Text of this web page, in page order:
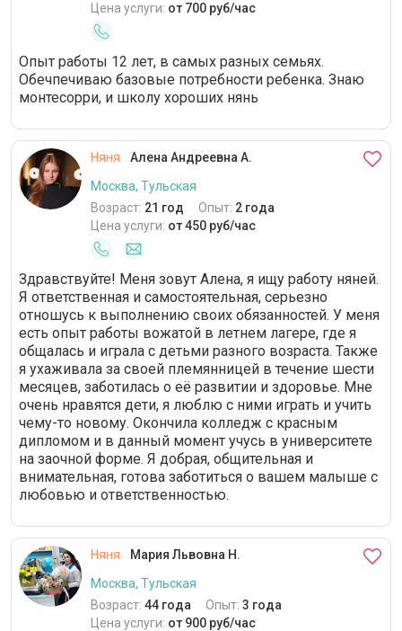
Цена услуги: от 700 руб/час
Опыт работы 12 лет, в самых разных семьях.
Обечпечиваю базовые потребности ребенка. Знаю
монтесорри, и школу хороших нянь
Няня
Алена Андреевна А.
Москва, Тульская
Возраст: 21 год Опыт: 2 года
Цена услуги: от 450 руб/час
Здравствуйте! Меня зовут Алена, я ищу работу няней.
Я ответственная и самостоятельная, серьезно
отношусь к выполнению своих обязанностей. У меня
есть опыт работы вожатой в летнем лагере, где я
общалась и играла с детьми разного возраста. Также
я ухаживала за своей племянницей в течение шести
месяцев, заботилась о её развитии и здоровье. Мне
очень нравятся дети, я люблю с ними играть и учить
чему-то новому. Окончила колледж с красным
дипломом и в данный момент учусь в университете
на заочной форме. Я добрая, общительная и
внимательная, готова заботиться о вашем малыше с
любовью и ответственностью.
Няня
Мария Львовна Н.
Москва, Тульская
Возраст: 44 года Опыт: 3 года
Цена услуги: от 900 руб/час